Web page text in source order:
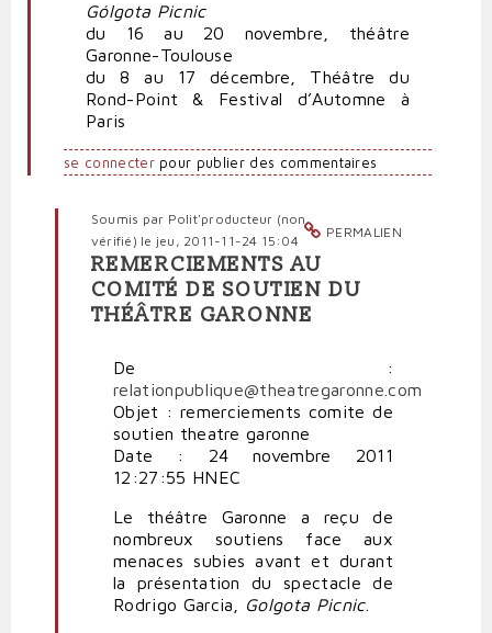
Gólgota Picnic
du 16 au 20 novembre, théâtre
Garonne-Toulouse
du 8 au 17 décembre, Théâtre du
Rond-Point & Festival d’Automne à
Paris
se connecterpour publier des commentaires
PERMALIEN
Soumis par Polit'producteur (non
vérifié) le jeu, 2011-11-24 15:04
En
réponse
à
dieu
contre
théâtre
continue!
politpro
REMERCIEMENTS AU
COMITÉ DE SOUTIEN DU
THÉÂTRE GARONNE
De :
relationpublique@theatregaronne.com
Objet : remerciements comite de
soutien theatre garonne
Date : 24 novembre 2011
12:27:55 HNEC
Le théâtre Garonne a reçu de
nombreux soutiens face aux
menaces subies avant et durant
la présentation du spectacle de
Rodrigo Garcia,
Golgota Picnic.